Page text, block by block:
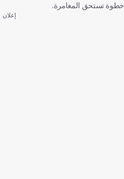
خطوة تستحق المغامرة.
إعلان